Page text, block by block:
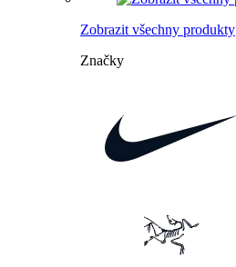
Zobrazit všechny produkty
Značky